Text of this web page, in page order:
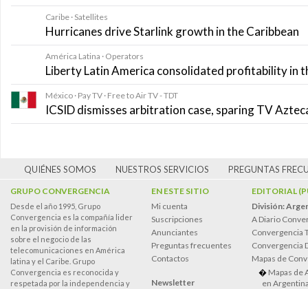
Caribe · Satellites
Hurricanes drive Starlink growth in the Caribbean
América Latina · Operators
Liberty Latin America consolidated profitability in
México · Pay TV · Free to Air TV - TDT
ICSID dismisses arbitration case, sparing TV
QUIÉNES SOMOS NUESTROS SERVICIOS PREGUNTAS
GRUPO CONVERGENCIA
Desde el año 1995, Grupo
Convergencia es la compañía lider
en la provisión de información
sobre el negocio de las
telecomunicaciones en América
latina y el Caribe. Grupo
Convergencia es reconocida y
respetada por la independencia y
EN ESTE SITIO
Mi cuenta
Suscripciones
Anunciantes
Preguntas frecuentes
Contactos
Newsletter
EDITORIAL
División:
A Diario
Convergencia
Convergencia
Mapas de
Mapas de
en